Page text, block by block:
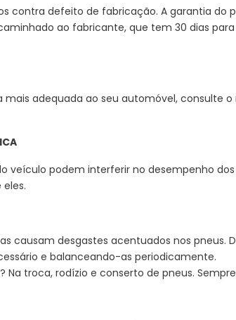
contra defeito de fabricação. A garantia do
ao fabricante, que tem 30 dias
mais adequada ao seu automóvel, consulte
veículo podem interferir no desempenho
causam desgastes acentuados nos
e balanceando-as periodicamente.
troca, rodízio e conserto de pneus.